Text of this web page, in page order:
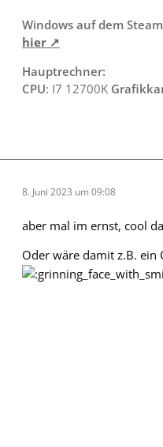
Windows auf dem
hier
Hauptrechner:
CPU: I7 12700K
8. Juni 2023 um 09:08
aber mal im ernst, cool
Oder wäre damit z.B. ein